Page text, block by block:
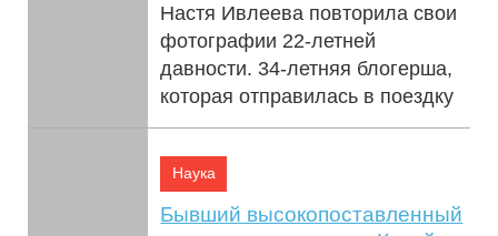
Настя Ивлеева повторила свои
фотографии 22-летней
давности. 34-летняя блогерша,
которая отправилась в поездку
в Старую Ладогу со своей
мамой, вспомни...
Наука
Бывший высокопоставленный